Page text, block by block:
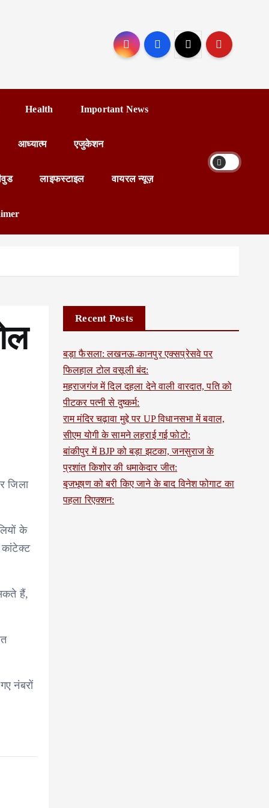
Health Important News
आध्यात्म एजुकेशन
लाइफस्टाइल वायरल न्यूज़
जिला
के
कांटेक्ट
हैं,
नंबरों
Recent Posts
बड़ा फैसला: लखनऊ-कानपुर एक्सप्रेसवे पर
फिलहाल टोल वसूली बंद:
महराजगंज में दिल दहला देने वाली वारदात, पति को
पीटकर पत्नी से दुष्कर्म:
राम मंदिर चढ़ावा मुद्दे पर UP विधानसभा में बवाल,
सीएम योगी के सामने लहराई गई फोटो:
बांकीपुर में BJP को बड़ा झटका, जनसुराज के
प्रशांत किशोर की धमाकेदार जीत:
बृजभूषण को बरी किए जाने के बाद विनेश फोगाट का
पहला रिएक्शन: